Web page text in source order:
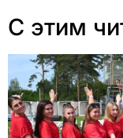
С этим